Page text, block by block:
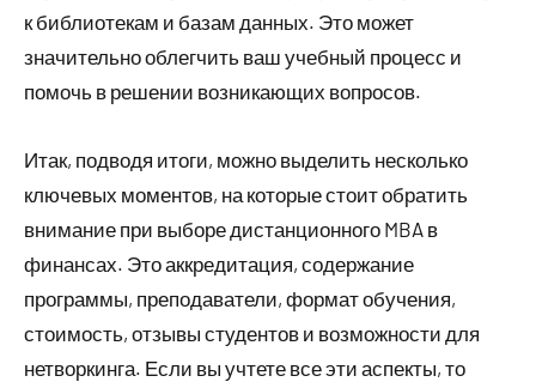
к библиотекам и базам данных. Это может
значительно облегчить ваш учебный процесс и
помочь в решении возникающих вопросов.
Итак, подводя итоги, можно выделить несколько
ключевых моментов, на которые стоит обратить
внимание при выборе дистанционного MBA в
финансах. Это аккредитация, содержание
программы, преподаватели, формат обучения,
стоимость, отзывы студентов и возможности для
нетворкинга. Если вы учтете все эти аспекты, то